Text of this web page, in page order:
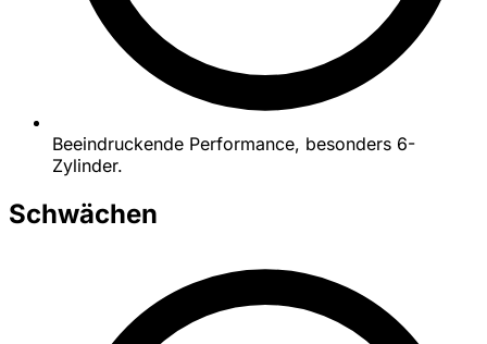
Beeindruckende Performance, besonders 6-
Zylinder.
Schwächen